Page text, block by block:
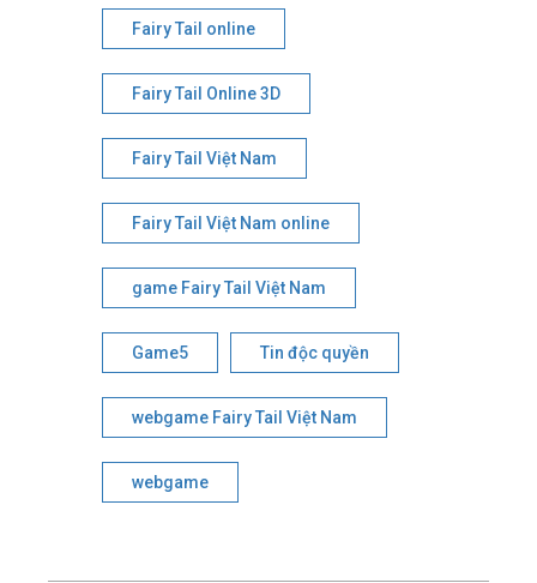
Fairy Tail online
Fairy Tail Online 3D
Fairy Tail Việt Nam
Fairy Tail Việt Nam online
game Fairy Tail Việt Nam
Game5 Tin độc quyền
webgame Fairy Tail Việt Nam
webgame